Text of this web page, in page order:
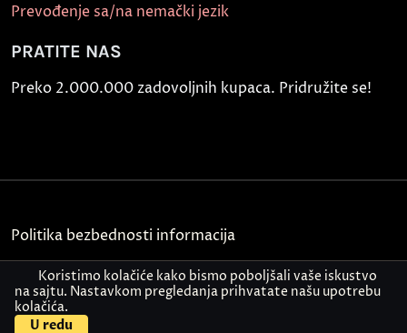
Prevođenje sa/na nemački jezik
PRATITE NAS
Preko 2.000.000 zadovoljnih kupaca. Pridružite se!
Politika bezbednosti informacija
Kontakt
© Akademija Oxford 2026.
Koristimo kolačiće kako bismo poboljšali vaše iskustvo
na sajtu. Nastavkom pregledanja prihvatate našu upotrebu
kolačića.
U redu